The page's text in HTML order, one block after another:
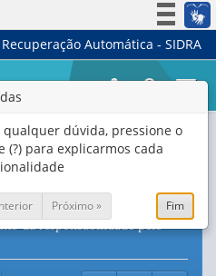
Simplifique!
Legislação
Canais
Automática - SIDRA
ou mais de idade,
por nível de instrução,
o sexo e a condição no
da responsabilidade pelo
qualquer dúvida, pressione o
(?) para explicarmos cada
Próximo » Fim